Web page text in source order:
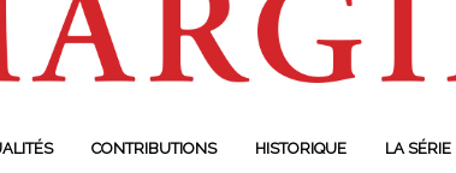
CONTRIBUTIONS HISTORIQUE LA SÉRIE